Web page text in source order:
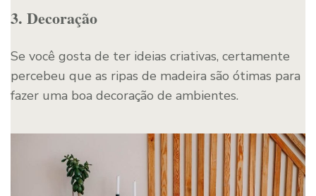
3. Decoração
Se você gosta de ter ideias criativas, certamente
percebeu que as ripas de madeira são ótimas para
fazer uma boa decoração de ambientes.